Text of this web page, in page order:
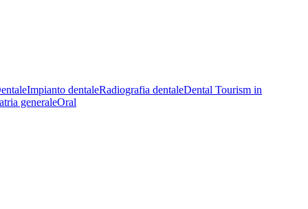
Impianto dentaleRadiografia dentaleDental Tourism in
generaleOral